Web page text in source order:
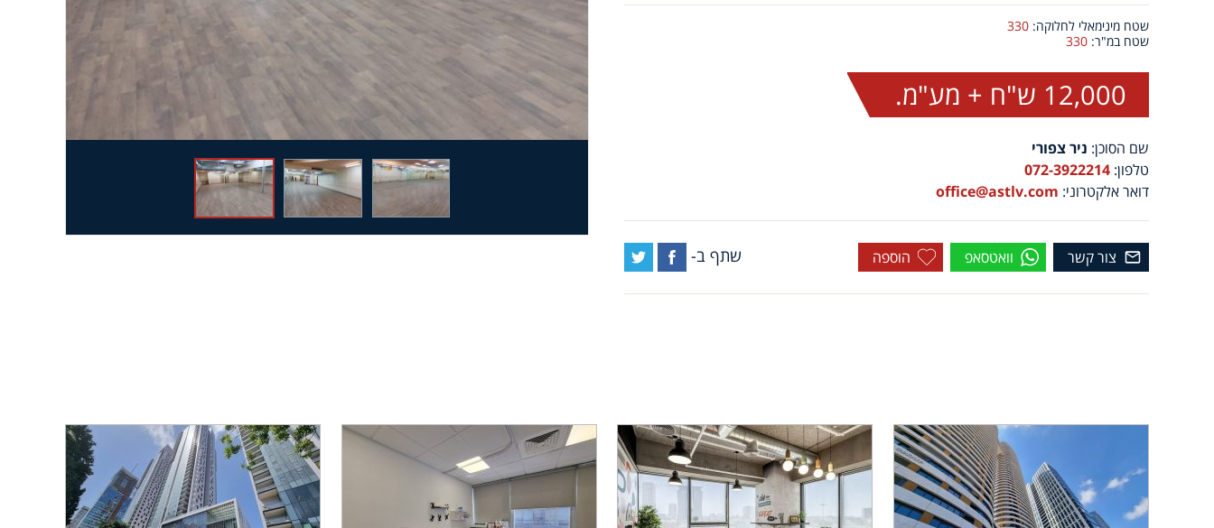
שטח מינימאלי לחלוקה: 330
שטח במ"ר: 330
12,000 ש"ח + מע"מ.
שם הסוכן: ניר צפורי
טלפון: 072-3922214
דואר אלקטרוני: office@astlv.com
צור קשר וואטסאפ הוספה שתף ב-